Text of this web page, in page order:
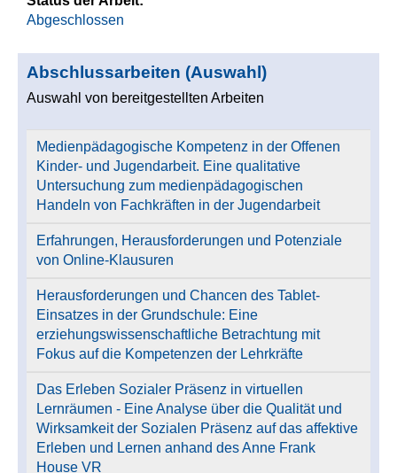
Abgeschlossen
Abschlussarbeiten (Auswahl)
Auswahl von bereitgestellten Arbeiten
Medienpädagogische Kompetenz in der Offenen
Kinder- und Jugendarbeit. Eine qualitative
Untersuchung zum medienpädagogischen
Handeln von Fachkräften in der Jugendarbeit
Erfahrungen, Herausforderungen und Potenziale
von Online-Klausuren
Herausforderungen und Chancen des Tablet-
Einsatzes in der Grundschule: Eine
erziehungswissenschaftliche Betrachtung mit
Fokus auf die Kompetenzen der Lehrkräfte
Das Erleben Sozialer Präsenz in virtuellen
Lernräumen - Eine Analyse über die Qualität und
Wirksamkeit der Sozialen Präsenz auf das affektive
Erleben und Lernen anhand des Anne Frank
House VR